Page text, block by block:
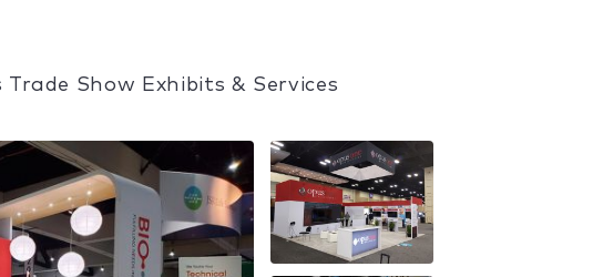
Show Exhibits & Services